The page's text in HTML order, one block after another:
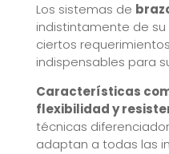
Los sistemas de
indistintamente de
ciertos
indispensables para
Características
flexibilidad y
técnicas
adaptan a todas las